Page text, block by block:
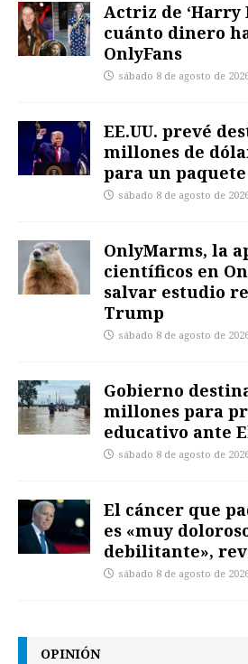
Actriz de ‘Harry
cuánto dinero
OnlyFans
sábado 8 de agosto de
EE.UU. prevé
millones de
para un
sábado 8 de agosto de
OnlyMarms, la
científicos en
salvar estudio
Trump
sábado 8 de agosto de
Gobierno
millones para
educativo ante
sábado 8 de agosto de
El cáncer que
es «muy
debilitante»,
sábado 8 de agosto de
OPINIÓN